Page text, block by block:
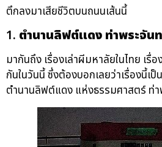
ตึกลงมาเสียชีวิตบนถนนเส้นนี้
1. ตำนานลิฟต์แดง ท่าพระจัน
มากันถึง เรื่องเล่าผีมหาลัยในไทย เรื่
กันในวันนี้ ซึ่งต้องบอกเลยว่าเรื่องนี้เป็
ตำนานลิฟต์แดง แห่งธรรมศาสตร์ ท่